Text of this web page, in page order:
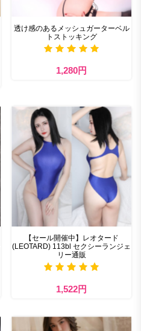
透け感のあるメッシュガーターベル
トストッキング
1,280円
【セール開催中】レオタード
(LEOTARD) 113bl セクシーランジェ
リー通販
1,522円